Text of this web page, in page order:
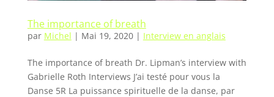
The importance of breath
par Michel | Mai 19, 2020| Interview en anglais
The importance of breath Dr. Lipman’s interview with
Gabrielle Roth Interviews J’ai testé pour vous la
Danse 5R La puissance spirituelle de la danse, par